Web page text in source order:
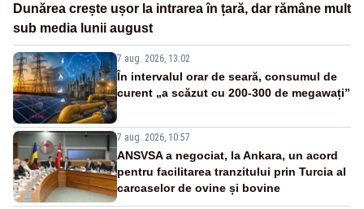
Dunărea crește ușor la intrarea în țară, dar rămâne mult
sub media lunii august
7 aug. 2026, 13:02
În intervalul orar de seară, consumul de
curent „a scăzut cu 200-300 de megawați”
7 aug. 2026, 10:57
ANSVSA a negociat, la Ankara, un acord
pentru facilitarea tranzitului prin Turcia al
carcaselor de ovine și bovine